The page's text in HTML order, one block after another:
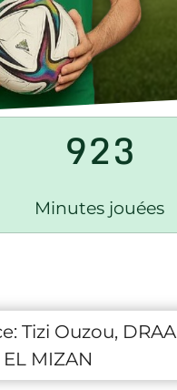
923
Minutes jouées
Tizi Ouzou, DRAA
EL MIZAN